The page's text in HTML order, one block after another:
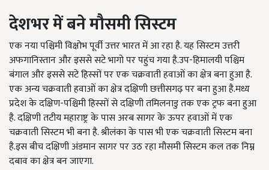
देशभरमेंबनेमौसमीसिस्टम
एक नया पश्चिमी विक्षोभ पूर्वी उत्तर भारत में आ रहा है. यह सिस्टम उत्तरी
अफगानिस्तान और इससे सटे भागो पर पहुंच गया है.उप-हिमालयी पश्चिम
बंगाल और इससे सटे हिस्सों पर एक चक्रवाती हवाओं का क्षेत्र बना हुआ है.
एक अन्य चक्रवाती हवाओं का क्षेत्र दक्षिणी छत्तीसगढ़ पर बना हुआ है.मध्य
प्रदेश के दक्षिण-पश्चिमी हिस्सों से दक्षिणी तमिलनाडु तक एक ट्रफ बना हुआ
है. दक्षिणी तटीय महाराष्ट्र के पास अरब सागर के ऊपर हवाओं में एक
चक्रवाती सिस्टम भी बना है. श्रीलंका के पास भी एक चक्रवाती सिस्टम बना
है.इस बीच दक्षिणी अंडमान सागर पर उठ रहा मौसमी सिस्टम कल तक निम्न
दबाव का क्षेत्र बन जाएगा.